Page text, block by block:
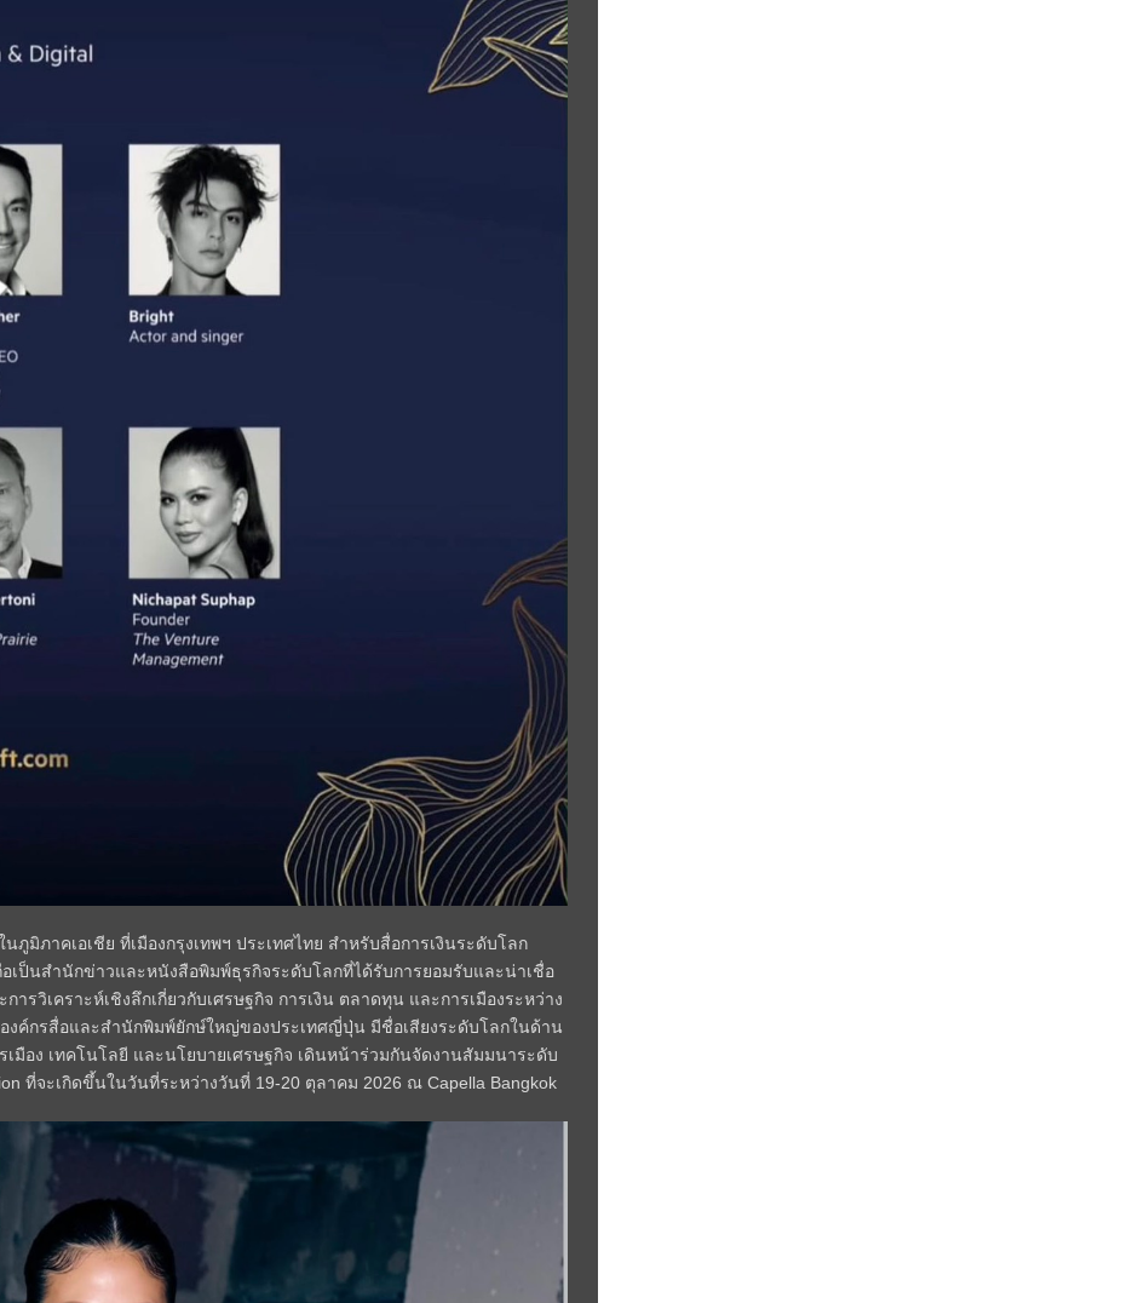
มิภาคเอเชีย ที่เมืองกรุงเทพฯ ประเทศไทย สำหรับสื่อการเงินระดับโลก
เป็นสำนักข่าวและหนังสือพิมพ์ธุรกิจระดับโลกที่ได้รับการยอมรับและน่าเชื่อ
รวิเคราะห์เชิงลึกเกี่ยวกับเศรษฐกิจ การเงิน ตลาดทุน และการเมืองระหว่าง
องค์กรสื่อและสำนักพิมพ์ยักษ์ใหญ่ของประเทศญี่ปุ่น มีชื่อเสียงระดับโลกในด้าน
เมือง เทคโนโลยี และนโยบายเศรษฐกิจ เดินหน้าร่วมกันจัดงานสัมมนาระดับ
ที่จะเกิดขึ้นในวันที่ระหว่างวันที่ 19-20 ตุลาคม 2026 ณ Capella Bangkok